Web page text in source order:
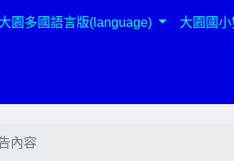
大園多國語言版(language) 大園國
內容